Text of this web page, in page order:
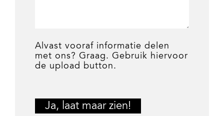
Alvast vooraf informatie delen
met ons? Graag. Gebruik hiervoor
de upload button.